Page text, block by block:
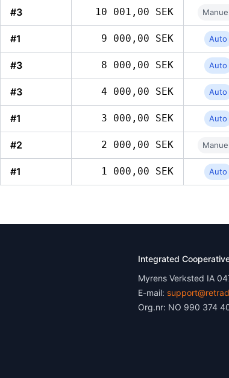
#3 10 001,00 SEK
#1 9 000,00 SEK Auto
#3 8 000,00 SEK Auto
#3 4 000,00 SEK Auto
#1 3 000,00 SEK Auto
#2 2 000,00 SEK
#1 1 000,00 SEK Auto
Integrated
Myrens Verksted IA
E-mail:
Org.nr: NO 990 374